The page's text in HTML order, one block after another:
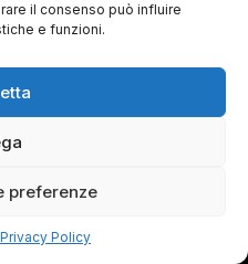
il consenso può influire
e funzioni.
preferenze
Privacy Policy